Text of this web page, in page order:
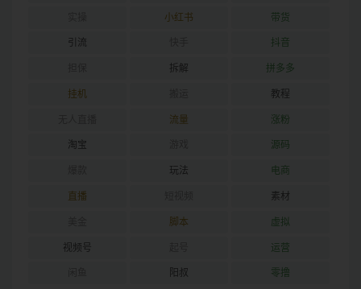
小红书 带货
引流 抖音
拆解 拼多多
挂机 教程
流量 涨粉
淘宝 源码
玩法 电商
直播 素材
脚本 虚拟
视频号 运营
阳叔 零撸